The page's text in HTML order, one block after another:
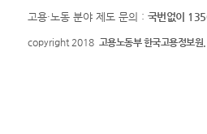
고용·노동 분야 제도 문의 : 국번없이
copyright 2018 고용노동부 한국고용정보원.